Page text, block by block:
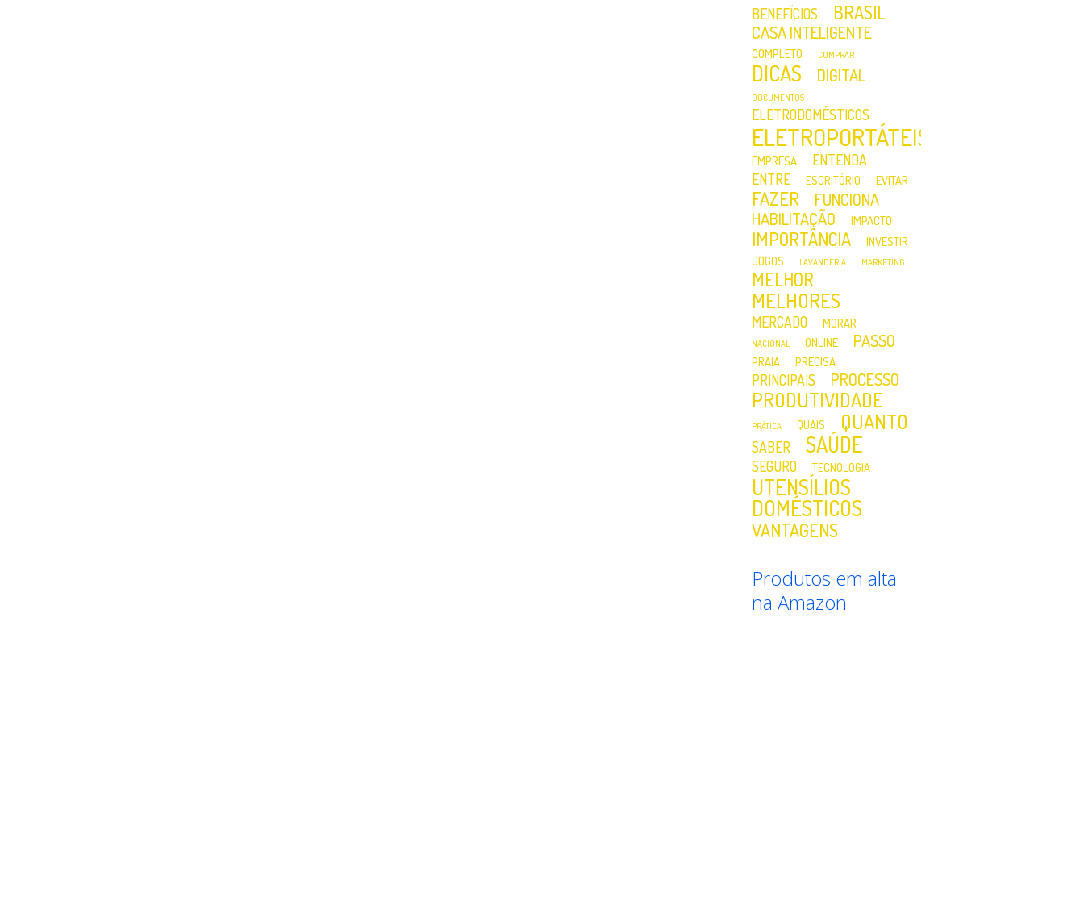
BENEFÍCIOS BRASIL
CASA INTELIGENTE
COMPLETO COMPRAR
DICAS DIGITAL
DOCUMENTOS
ELETRODOMÉSTICOS
ELETROPORTÁTEIS
EMPRESA
ENTENDA
ENTRE
ESCRITÓRIO EVITAR
FAZER
FUNCIONA
HABILITAÇÃO
IMPACTO
IMPORTÂNCIA
INVESTIR
JOGOS
LAVANDERIA MARKETING
MELHOR
MELHORES
MERCADO MORAR
NACIONAL ONLINE PASSO
PRAIA PRECISA
PRINCIPAIS PROCESSO
PRODUTIVIDADE
PRÁTICA QUAIS QUANTO
SABER SAÚDE
SEGURO TECNOLOGIA
UTENSÍLIOS
DOMÉSTICOS
VANTAGENS
Produtos em alta
na Amazon